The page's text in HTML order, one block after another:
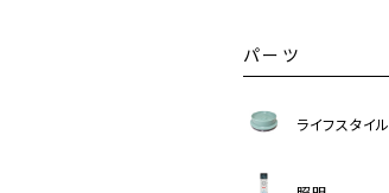
パーツ
ライフスタイル